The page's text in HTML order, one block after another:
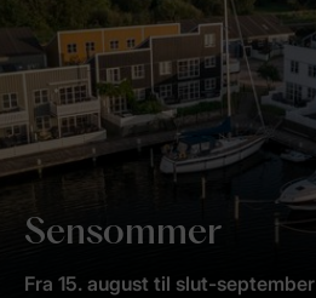
Sensommer
Fra 15. august til slut-september